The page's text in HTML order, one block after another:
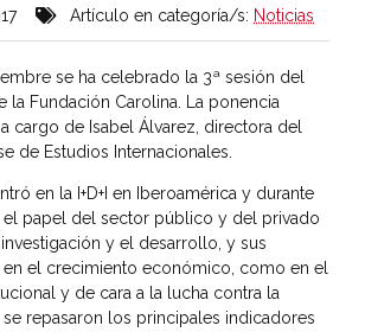
Artículo en categoría/s: Noticias
se ha celebrado la 3ª sesión del
la Fundación Carolina. La ponencia
cargo de Isabel Álvarez, directora del
de Estudios Internacionales.
en la I+D+I en Iberoamérica y durante
el papel del sector público y del privado
y el desarrollo, y sus
en el crecimiento económico, como en el
y de cara a la lucha contra la
repasaron los principales indicadores